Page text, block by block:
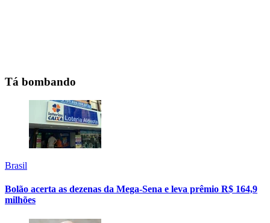
Tá bombando
Brasil
Bolão acerta as dezenas da Mega-Sena e leva prêmio R$ 164,9
milhões